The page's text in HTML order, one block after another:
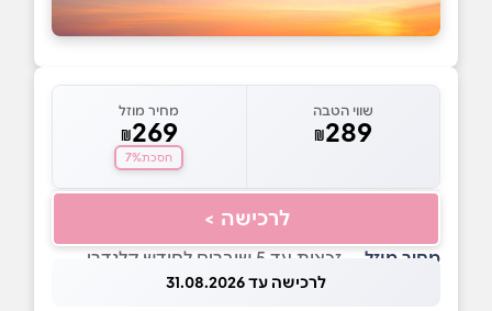
שווי הטבה
₪289
מחיר מוזל
₪269
חסכת7%
לרכישה >
מחיר מוזל — זכאות עד 5 שוברים לחודש קלנדרי
לרכישה עד 31.08.2026